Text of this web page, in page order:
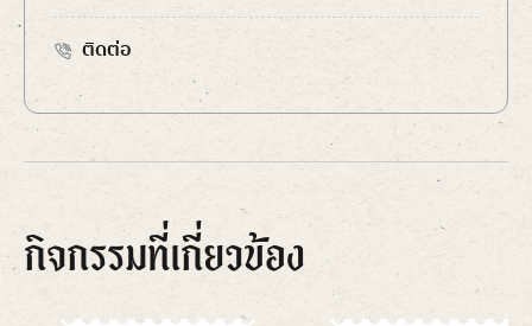
ติดต่อ
กิจกรรมที่เกี่ยวข้อง